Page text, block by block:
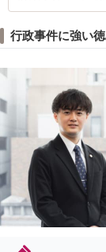
行政事件に強い